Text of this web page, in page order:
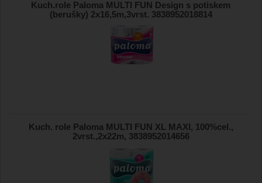
Kuch.role Paloma MULTI FUN Design s potiskem
(berušky) 2x16,5m,3vrst. 3838952018814
Kuch. role Paloma MULTI FUN XL MAXI, 100%cel.,
2vrst.,2x22m, 3838952014656